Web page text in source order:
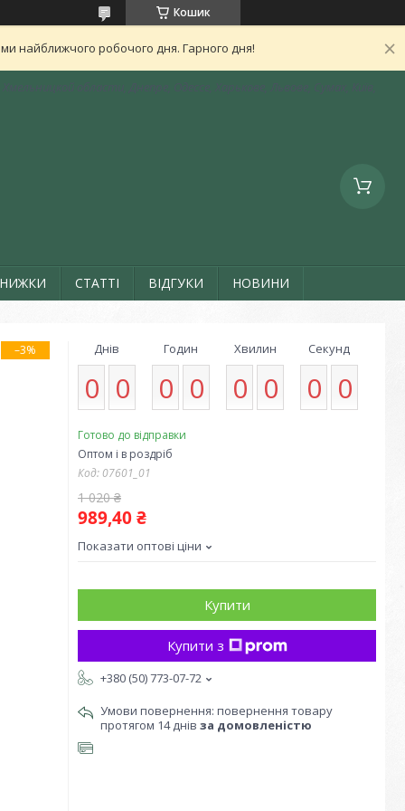
Кошик
найближчого робочого дня. Гарного дня!
СТАТТІ ВІДГУКИ НОВИНИ
–3% Днів
0 0
Годин
0 0
Хвилин
0 0
Секунд
0 0
Готово до відправки
Оптом і в роздріб
Код: 07601_01
1 020 ₴
989,40 ₴
Показати оптові ціни
Купити
Купити з
+380 (50) 773-07-72
повернення товару
протягом 14 днів за домовленістю